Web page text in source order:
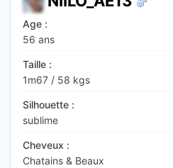
Age :
56 ans
Taille :
1m67 / 58 kgs
Silhouette :
sublime
Cheveux :
Chatains & Beaux